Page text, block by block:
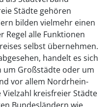
Städte gehören
bilden vielmehr einen
Regel alle Funktionen
selbst übernehmen.
handelt es sich
um Großstädte oder um
vor allem Nordrhein-
kreisfreier Städte